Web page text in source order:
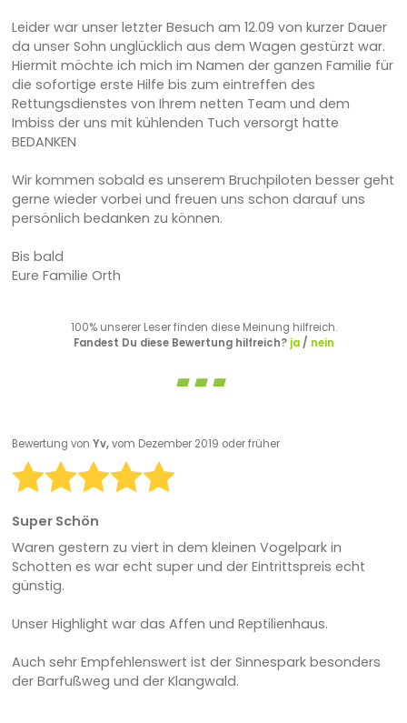
Leider war unser letzter Besuch am 12.09 von kurzer Dauer
da unser Sohn unglücklich aus dem Wagen gestürzt war.
Hiermit möchte ich mich im Namen der ganzen Familie für
die sofortige erste Hilfe bis zum eintreffen des
Rettungsdienstes von Ihrem netten Team und dem
Imbiss der uns mit kühlenden Tuch versorgt hatte
BEDANKEN
Wir kommen sobald es unserem Bruchpiloten besser geht
gerne wieder vorbei und freuen uns schon darauf uns
persönlich bedanken zu können.
Bis bald
Eure Familie Orth
100% unserer Leser finden diese Meinung hilfreich.
Fandest Du diese Bewertung hilfreich? ja/ nein
Bewertung von Yv,vom Dezember 2019 oder früher
Super Schön
Waren gestern zu viert in dem kleinen Vogelpark in
Schotten es war echt super und der Eintrittspreis echt
günstig.
Unser Highlight war das Affen und Reptilienhaus.
Auch sehr Empfehlenswert ist der Sinnespark besonders
der Barfußweg und der Klangwald.